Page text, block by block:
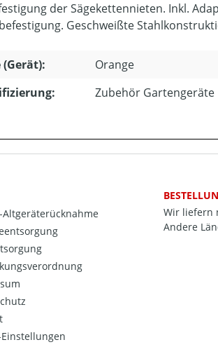
der Sägekettennieten. Inkl.
Geschweißte
(Gerät):
Orange
Zubehör Gartengeräte
Altgeräterücknahme
Einstellungen
Wir liefern
Andere